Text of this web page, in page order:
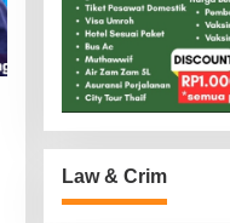
Law & Crim